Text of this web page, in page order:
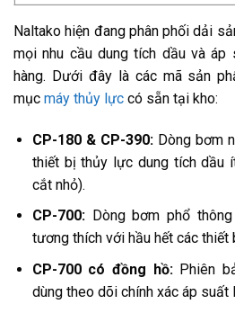
Naltako hiện đang phân phối dải
mọi nhu cầu dung tích dầu và áp
hàng. Dưới đây là các mã sản
mục máy thủy lực có sẵn tại kho:
CP-180 & CP-390:Dòng bơm
thiết bị thủy lực dung tích dầu
cắt nhỏ).
CP-700:Dòng bơm phổ
tương thích với hầu hết các thiết
CP-700 có đồng hồ:Phiên
dùng theo dõi chính xác áp suất